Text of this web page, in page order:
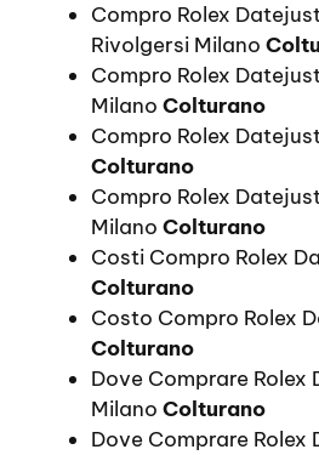
Compro Rolex
Rivolgersi Milano
Compro Rolex
Milano Colturano
Compro Rolex
Colturano
Compro Rolex
Milano Colturano
Costi Compro Rolex
Colturano
Costo Compro Rolex
Colturano
Dove Comprare Rolex
Milano Colturano
Dove Comprare Rolex